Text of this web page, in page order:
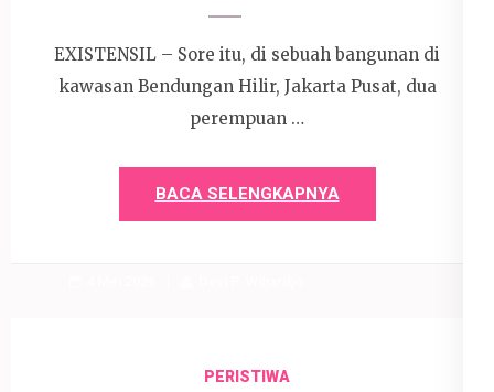
EXISTENSIL – Sore itu, di sebuah bangunan di
kawasan Bendungan Hilir, Jakarta Pusat, dua
perempuan …
BACA SELENGKAPNYA
PERISTIWA